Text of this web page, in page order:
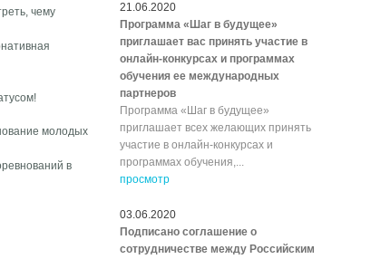
чему
молодых
в
21.06.2020
Программа «Шаг в будущее»
приглашает вас принять участие в
онлайн-конкурсах и программах
обучения ее международных
партнеров
Программа «Шаг в будущее»
приглашает всех желающих принять
участие в онлайн-конкурсах и
программах обучения,...
просмотр
03.06.2020
Подписано соглашение о
сотрудничестве между Российским